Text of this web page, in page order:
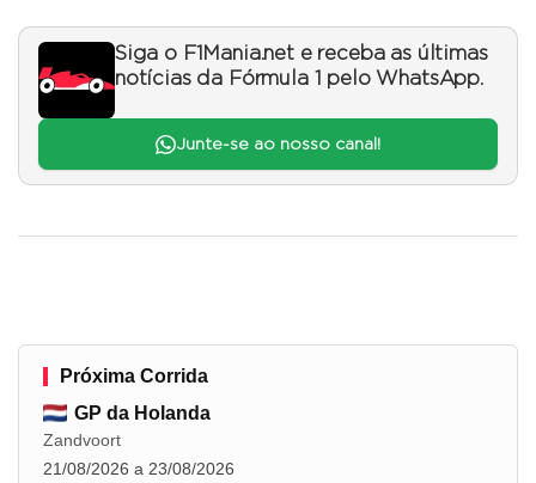
Siga o F1Mania.net e receba as últimas
notícias da Fórmula 1 pelo WhatsApp.
Junte-se ao nosso canal!
Próxima Corrida
GP da Holanda
Zandvoort
21/08/2026 a 23/08/2026